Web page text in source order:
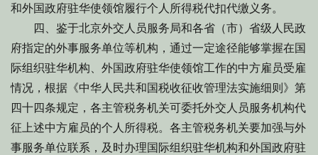
和外国政府驻华使领馆履行个人所得税代扣代缴义务。
四、鉴于北京外交人员服务局和各省（市）省级人民政
府指定的外事服务单位等机构，通过一定途径能够掌握在国
际组织驻华机构、外国政府驻华使领馆工作的中方雇员受雇
情况，根据《中华人民共和国税收征收管理法实施细则》第
四十四条规定，各主管税务机关可委托外交人员服务机构代
征上述中方雇员的个人所得税。各主管税务机关要加强与外
事服务单位联系，及时办理国际组织驻华机构和外国政府驻